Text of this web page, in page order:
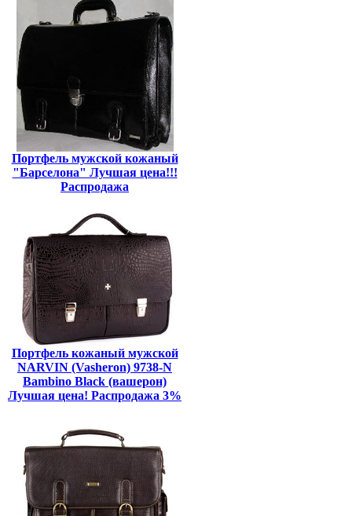
Портфель мужской кожаный
"Барселона" Лучшая цена!!!
Распродажа
Портфель кожаный мужской
NARVIN (Vasheron) 9738-N
Bambino Black (вашерон)
Лучшая цена! Распродажа 3%